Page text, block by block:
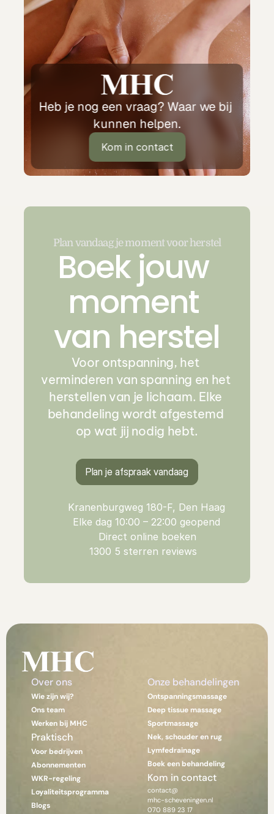
Heb je nog een vraag? Waar we bij
kunnen helpen.
Kom in contact
Kom in contact
Plan vandaag je moment voor herstel
Boek jouw
moment
van herstel
Voor ontspanning, het
verminderen van spanning en het
herstellen van je lichaam. Elke
behandeling wordt afgestemd
op wat jij nodig hebt.
Plan je afspraak vandaag
Kranenburgweg 180-F, Den Haag
Elke dag 10:00 – 22:00 geopend
Direct online boeken
1300 5 sterren reviews
Over ons
Wie zijn wij?
Ons team
Werken bij MHC
Praktisch
Voor bedrijven
Abonnementen
WKR-regeling
Loyaliteitsprogramma
Blogs
Onze behandelingen
Ontspanningsmassage
Deep tissue massage
Sportmassage
Nek, schouder en rug
Lymfedrainage
Boek een behandeling
Kom in contact
contact@
mhc-scheveningen.nl
070 889 23 17